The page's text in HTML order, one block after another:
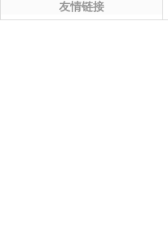
友情链接